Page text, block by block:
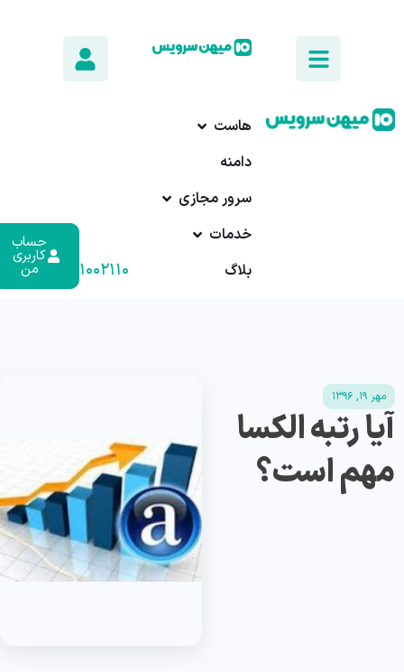
هاست
دامنه
سرور مجازی
خدمات
بلاگ
۰۱۷-۹۱۰۰۲۱۱۰
حساب
کاربری
من
مهر ۱۹, ۱۳۹۶
آیا رتبه الکسا
مهم است؟